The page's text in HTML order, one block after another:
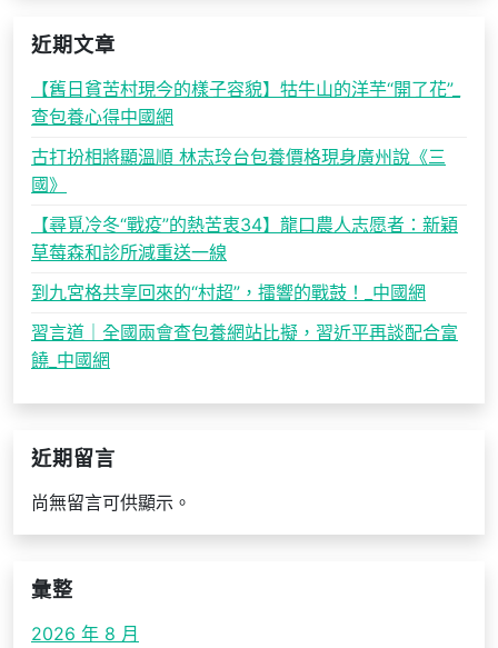
近期文章
【舊日貧苦村現今的樣子容貌】牯牛山的洋芋“開了花”_
查包養心得中國網
古打扮相將顯溫順 林志玲台包養價格現身廣州說《三
國》
【尋覓冷冬“戰疫”的熱苦衷34】龍口農人志愿者：新穎
草莓森和診所減重送一線
到九宮格共享回來的“村超”，擂響的戰鼓！_中國網
習言道｜全國兩會查包養網站比擬，習近平再談配合富
饒_中國網
近期留言
尚無留言可供顯示。
彙整
2026 年 8 月